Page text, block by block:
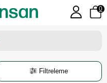
0
Filtreleme